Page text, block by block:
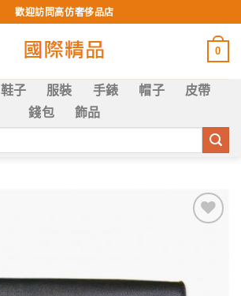
歡迎訪問高仿奢侈品店
0
鞋子 服裝 手錶 帽子
皮帶
錢包
飾品